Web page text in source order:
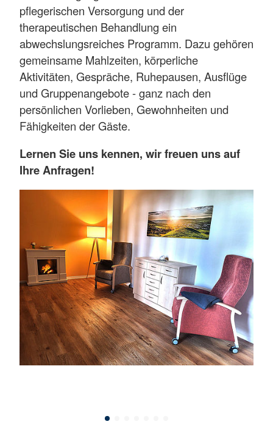
pflegerischen Versorgung und der
therapeutischen Behandlung ein
abwechslungsreiches Programm. Dazu gehören
gemeinsame Mahlzeiten, körperliche
Aktivitäten, Gespräche, Ruhepausen, Ausflüge
und Gruppenangebote - ganz nach den
persönlichen Vorlieben, Gewohnheiten und
Fähigkeiten der Gäste.
Lernen Sie uns kennen, wir freuen uns auf
Ihre Anfragen!